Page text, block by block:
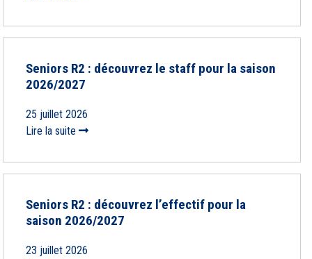
Seniors R2 : découvrez le staff pour la saison
2026/2027
25 juillet 2026
Lire la suite
Seniors R2 : découvrez l’effectif pour la
saison 2026/2027
23 juillet 2026